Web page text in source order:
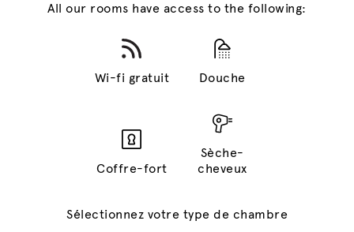
All our rooms have access to the following:
Wi-fi gratuit Douche
Coffre-fort
Sèche-
cheveux
Sélectionnez votre type de chambre